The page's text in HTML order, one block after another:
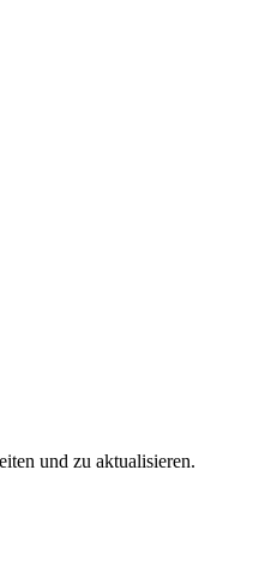
und zu aktualisieren.